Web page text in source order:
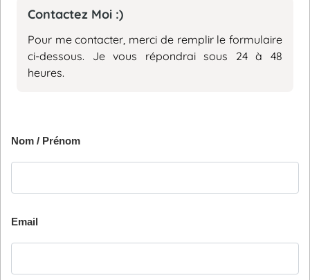
Contactez Moi :)
Pour me contacter, merci de remplir le formulaire
ci-dessous. Je vous répondrai sous 24 à 48
heures.
Nom / Prénom
Email